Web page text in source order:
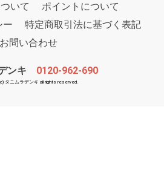
いて
ポイントについて
ー
特定商取引法に基づく表記
お問い合わせ
ンキ 0120-962-690
タニムラデンキ all rights reserved.